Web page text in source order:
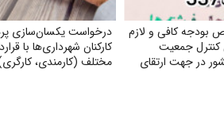
کافی و لازم
کنترل جمعیت
در جهت ارتقای
درخواست یکسان‌سازی
کارکنان شهرداری‌ها با
مختلف (کارمندی،